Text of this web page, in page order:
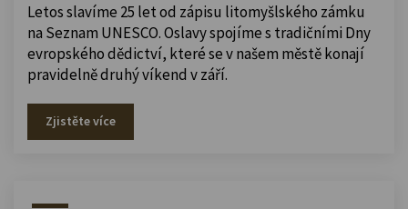
Letos slavíme 25 let od zápisu litomyšlského zámku
na Seznam UNESCO. Oslavy spojíme s tradičními Dny
evropského dědictví, které se v našem městě konají
pravidelně druhý víkend v září.
Zjistěte více